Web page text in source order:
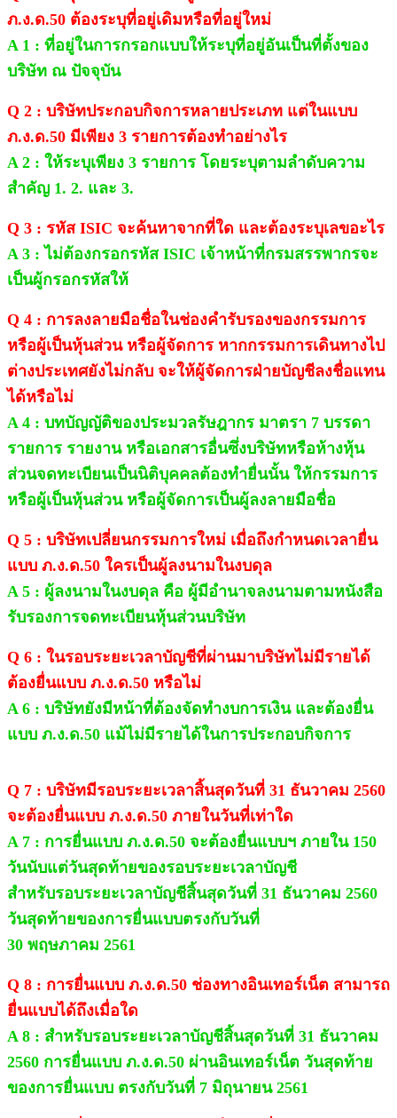
ภ.ง.ด.50 ต้องระบุที่อยู่เดิมหรือที่อยู่ใหม่
A 1 : ที่อยู่ในการกรอกแบบให้ระบุที่อยู่อันเป็นที่ตั้งของ
บริษัท ณ ปัจจุบัน
Q 2 : บริษัทประกอบกิจการหลายประเภท แต่ในแบบ
ภ.ง.ด.50 มีเพียง 3 รายการต้องทำอย่างไร
A 2 : ให้ระบุเพียง 3 รายการ โดยระบุตามลำดับความ
สำคัญ 1. 2. และ 3.
Q 3 : รหัส ISIC จะค้นหาจากที่ใด และต้องระบุเลขอะไร
A 3 : ไม่ต้องกรอกรหัส ISIC เจ้าหน้าที่กรมสรรพากรจะ
เป็นผู้กรอกรหัสให้
Q 4 : การลงลายมือชื่อในช่องคำรับรองของกรรมการ
หรือผู้เป็นหุ้นส่วน หรือผู้จัดการ หากกรรมการเดินทางไป
ต่างประเทศยังไม่กลับ จะให้ผู้จัดการฝ่ายบัญชีลงชื่อแทน
ได้หรือไม่
A 4 : บทบัญญัติของประมวลรัษฎากร มาตรา 7 บรรดา
รายการ รายงาน หรือเอกสารอื่นซึ่งบริษัทหรือห้างหุ้น
ส่วนจดทะเบียนเป็นนิติบุคคลต้องทำยื่นนั้น ให้กรรมการ
หรือผู้เป็นหุ้นส่วน หรือผู้จัดการเป็นผู้ลงลายมือชื่อ
Q 5 : บริษัทเปลี่ยนกรรมการใหม่ เมื่อถึงกำหนดเวลายื่น
แบบ ภ.ง.ด.50 ใครเป็นผู้ลงนามในงบดุล
A 5 : ผู้ลงนามในงบดุล คือ ผู้มีอำนาจลงนามตามหนังสือ
รับรองการจดทะเบียนหุ้นส่วนบริษัท
Q 6 : ในรอบระยะเวลาบัญชีที่ผ่านมาบริษัทไม่มีรายได้
ต้องยื่นแบบ ภ.ง.ด.50 หรือไม่
A 6 : บริษัทยังมีหน้าที่ต้องจัดทำงบการเงิน และต้องยื่น
แบบ ภ.ง.ด.50 แม้ไม่มีรายได้ในการประกอบกิจการ
Q 7 : บริษัทมีรอบระยะเวลาสิ้นสุดวันที่ 31 ธันวาคม 2560
จะต้องยื่นแบบ ภ.ง.ด.50 ภายในวันที่เท่าใด
A 7 : การยื่นแบบ ภ.ง.ด.50 จะต้องยื่นแบบฯ ภายใน 150
วันนับแต่วันสุดท้ายของรอบระยะเวลาบัญชี
สำหรับรอบระยะเวลาบัญชีสิ้นสุดวันที่ 31 ธันวาคม 2560
วันสุดท้ายของการยื่นแบบตรงกับวันที่
30 พฤษภาคม 2561
Q 8 : การยื่นแบบ ภ.ง.ด.50 ช่องทางอินเทอร์เน็ต สามารถ
ยื่นแบบได้ถึงเมื่อใด
A 8 : สำหรับรอบระยะเวลาบัญชีสิ้นสุดวันที่ 31 ธันวาคม
2560 การยื่นแบบ ภ.ง.ด.50 ผ่านอินเทอร์เน็ต วันสุดท้าย
ของการยื่นแบบ ตรงกับวันที่ 7 มิถุนายน 2561